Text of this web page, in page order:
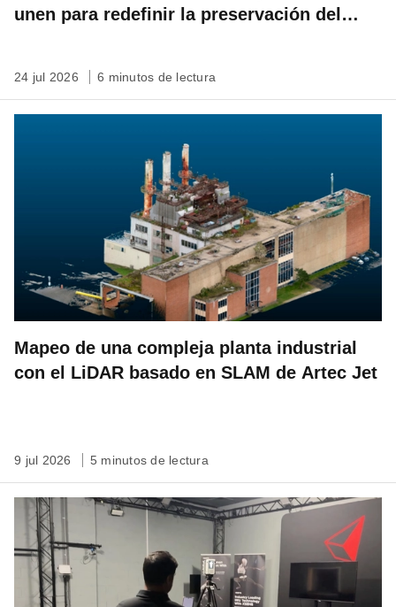
unen para redefinir la preservación del
24 jul 2026 6 minutos de lectura
Mapeo de una compleja planta industrial
con el LiDAR basado en SLAM de Artec Jet
9 jul 2026 5 minutos de lectura